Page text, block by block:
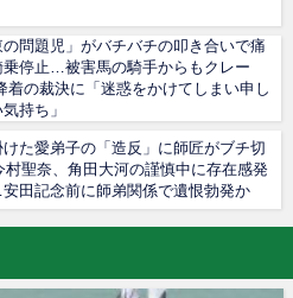
の問題児」がバチバチの叩き合いで痛
乗停止…被害馬の騎手からもクレー
着の裁決に「迷惑をかけてしまい申し
持ち」
けた愛弟子の「造反」に師匠がブチ切
村聖奈、角田大河の謹慎中に存在感発
田記念前に師弟関係で遺恨勃発か